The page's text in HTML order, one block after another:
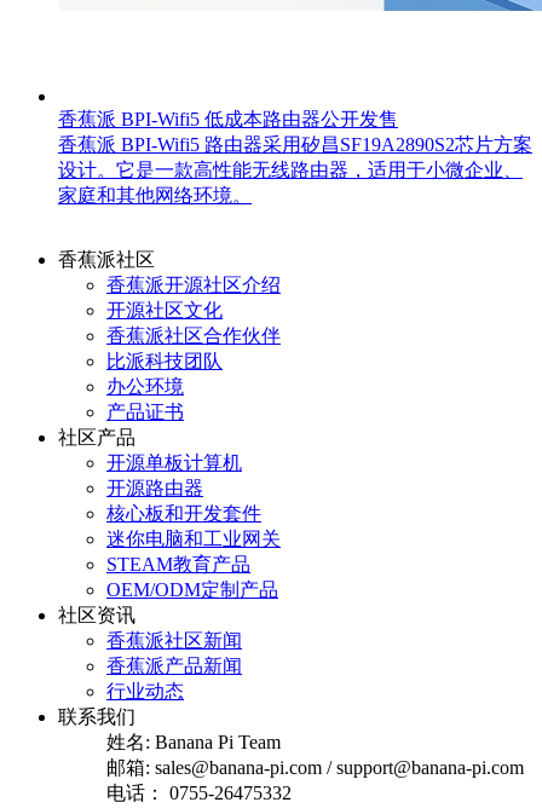
香蕉派 BPI-Wifi5 低成本路由器公开发售
香蕉派 BPI-Wifi5 路由器采用矽昌SF19A2890S2芯片方案
设计。它是一款高性能无线路由器，适用于小微企业、
家庭和其他网络环境。
香蕉派社区
香蕉派开源社区介绍
开源社区文化
香蕉派社区合作伙伴
比派科技团队
办公环境
产品证书
社区产品
开源单板计算机
开源路由器
核心板和开发套件
迷你电脑和工业网关
STEAM教育产品
OEM/ODM定制产品
社区资讯
香蕉派社区新闻
香蕉派产品新闻
行业动态
联系我们
姓名: Banana Pi Team
邮箱: sales@banana-pi.com / support@banana-pi.com
电话： 0755-26475332